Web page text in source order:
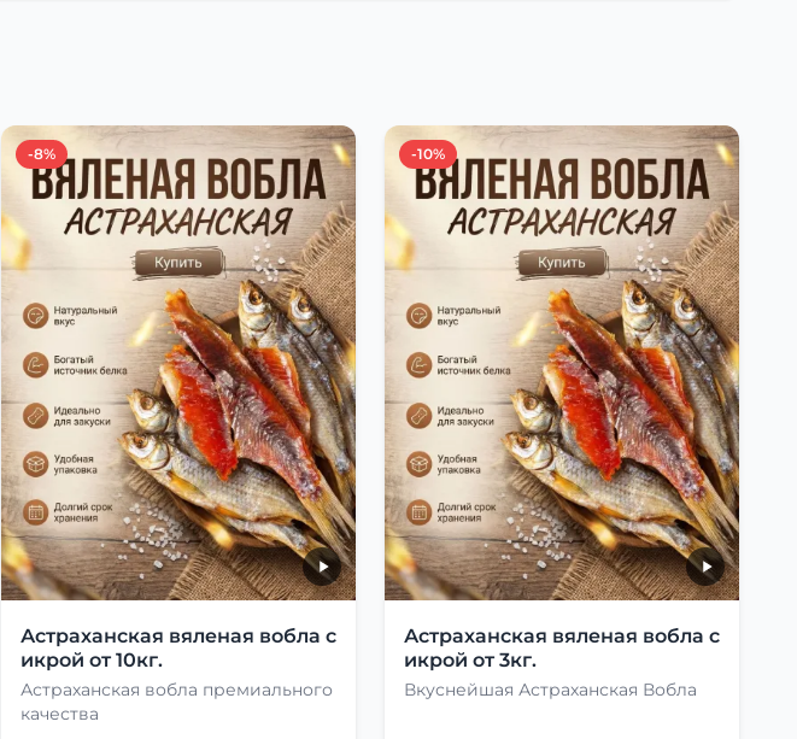
-8%
Астраханская вяленая вобла с
икрой от 10кг.
Астраханская вобла премиального
качества
-10%
Астраханская вяленая вобла с
икрой от 3кг.
Вкуснейшая Астраханская Вобла